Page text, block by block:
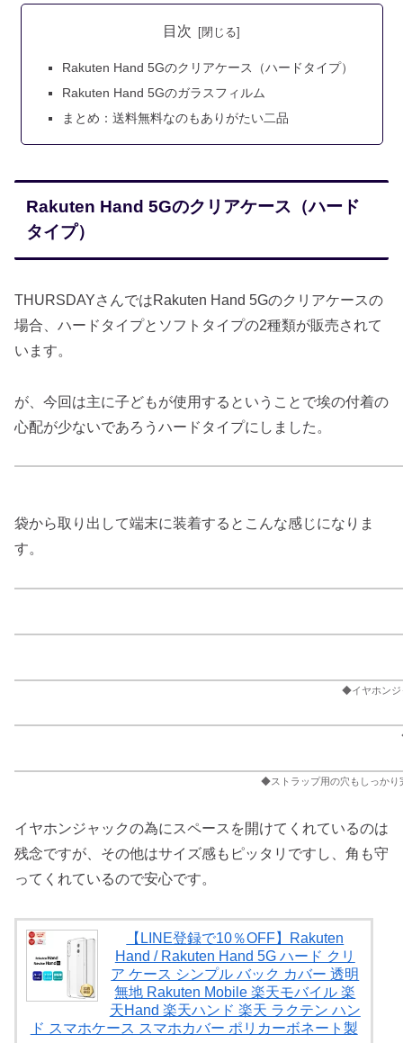
目次
Rakuten Hand 5Gのクリアケース（ハードタイプ）
Rakuten Hand 5Gのガラスフィルム
まとめ：送料無料なのもありがたい二品
Rakuten Hand 5Gのクリアケース（ハード
タイプ）
THURSDAYさんではRakuten Hand 5Gのクリアケースの
場合、ハードタイプとソフトタイプの2種類が販売されて
います。
が、今回は主に子どもが使用するということで埃の付着の
心配が少ないであろうハードタイプにしました。
袋から取り出して端末に装着するとこんな感じになりま
す。
◆イヤホンジ
◆ストラップ用の穴もしっかり
イヤホンジャックの為にスペースを開けてくれているのは
残念ですが、その他はサイズ感もピッタリですし、角も守
ってくれているので安心です。
【LINE登録で10％OFF】Rakuten
Hand / Rakuten Hand 5G ハード クリ
ア ケース シンプル バック カバー 透明
無地 Rakuten Mobile 楽天モバイル 楽
天Hand 楽天ハンド 楽天 ラクテン ハン
ド スマホケース スマホカバー ポリカーボネート製